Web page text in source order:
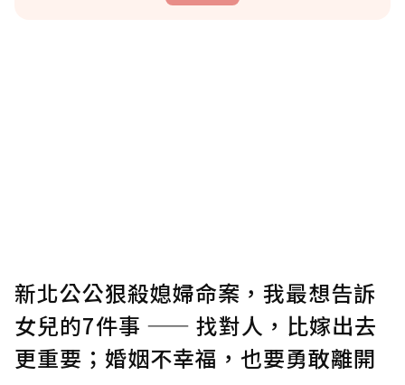
確認送出
新北公公狠殺媳婦命案，我最想告訴
女兒的7件事 —— 找對人，比嫁出去
更重要；婚姻不幸福，也要勇敢離開